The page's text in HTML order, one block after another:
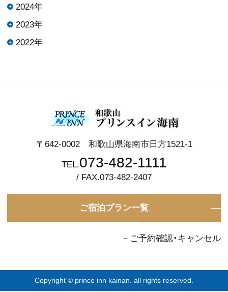
2024年
2023年
2022年
〒642-0002 和歌山県海南市日方1521-1
TEL.073-482-1111
/ FAX.073-482-2407
ご宿泊プラン一覧
－ご予約確認・キャンセル
Copyright © prince inn kainan. all rights reserved.